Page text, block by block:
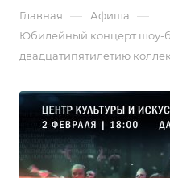
Главная — Афиша —
Юбилейный концерт шоу-
двадцатипятилетию